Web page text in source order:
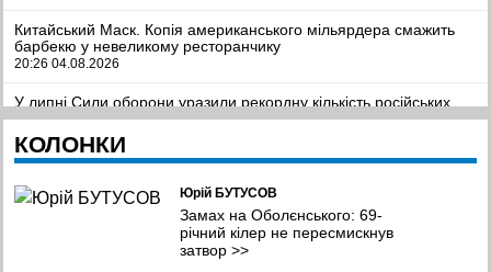
Китайський Маск. Копія американського мільярдера смажить
барбекю у невеликому ресторанчику
20:26 04.08.2026
У липні Сили оборони уразили рекордну кількість російських
НПЗ, танкерів та трубопровідної інфраструктури
19:22 04.08.2026
на 43%: ріка обміліла
18:04 04.08.2026
Місіс Земля Інтернешенл-2026 стала красуня з Рівного
КОЛОНКИ
Юрій БУТУСОВ
Замах на Оболєнського: 69-
річний кілер не пересмискнув
затвор>>